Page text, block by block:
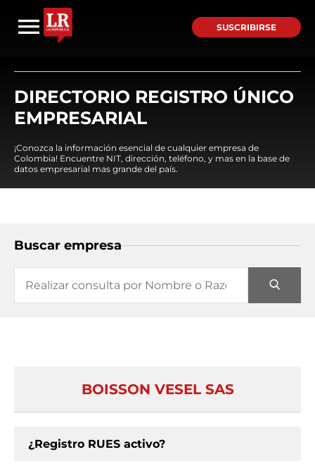
SUSCRIBIRSE
DIRECTORIO REGISTRO ÚNICO
EMPRESARIAL
¡Conozca la información esencial de cualquier empresa de
Colombia! Encuentre NIT, dirección, teléfono, y mas en la base de
datos empresarial mas grande del país.
Buscar empresa
BOISSON VESEL SAS
¿Registro RUES activo?